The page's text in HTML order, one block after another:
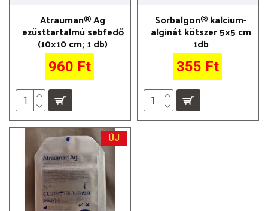
Atrauman® Ag
ezüsttartalmú sebfedő
(10x10 cm; 1 db)
960 Ft
Sorbalgon® kalcium-
alginát kötszer 5x5 cm
1db
355 Ft
ÚJ